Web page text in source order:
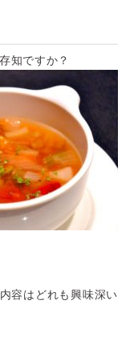
知ですか？
容はどれも興味深い